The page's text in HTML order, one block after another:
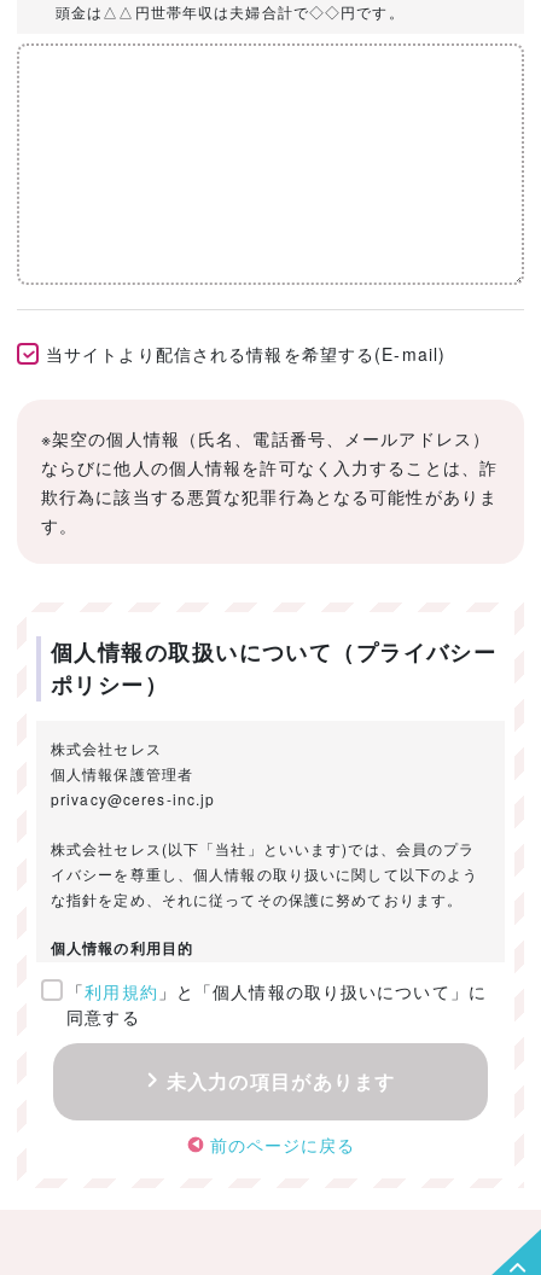
頭金は△△円世帯年収は夫婦合計で◇◇円です。
当サイトより配信される情報を希望する(E-mail)
※架空の個人情報（氏名、電話番号、メールアドレス）
ならびに他人の個人情報を許可なく入力することは、詐
欺行為に該当する悪質な犯罪行為となる可能性がありま
す。
個人情報の取扱いについて（プライバシー
ポリシー）
株式会社セレス
個人情報保護管理者
privacy@ceres-inc.jp
株式会社セレス(以下「当社」といいます)では、会員のプラ
イバシーを尊重し、個人情報の取り扱いに関して以下のよう
な指針を定め、それに従ってその保護に努めております。
個人情報の利用目的
ご提供いただきました個人情報は、以下のためにのみ利用い
たします。
・お問い合わせに対する回答及び資料送付のご連絡
・当社のお客様向けサービスの提供
・本人確認
・サービスの開発・改善のための分析
「利用規約 」と「個人情報の取り扱いについて」に
同意する
未入力の項目があります
前のページに戻る